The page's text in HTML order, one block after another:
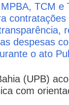
TCM
despesas
o ato
(UPB)
com